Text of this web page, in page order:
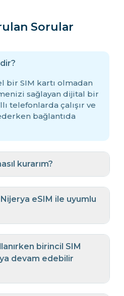
Sorular
bir SIM kartı olmadan
sağlayan dijital bir
telefonlarda çalışır ve
bağlantıda
kurarım?
eSIM ile uyumlu
birincil SIM
devam edebilir